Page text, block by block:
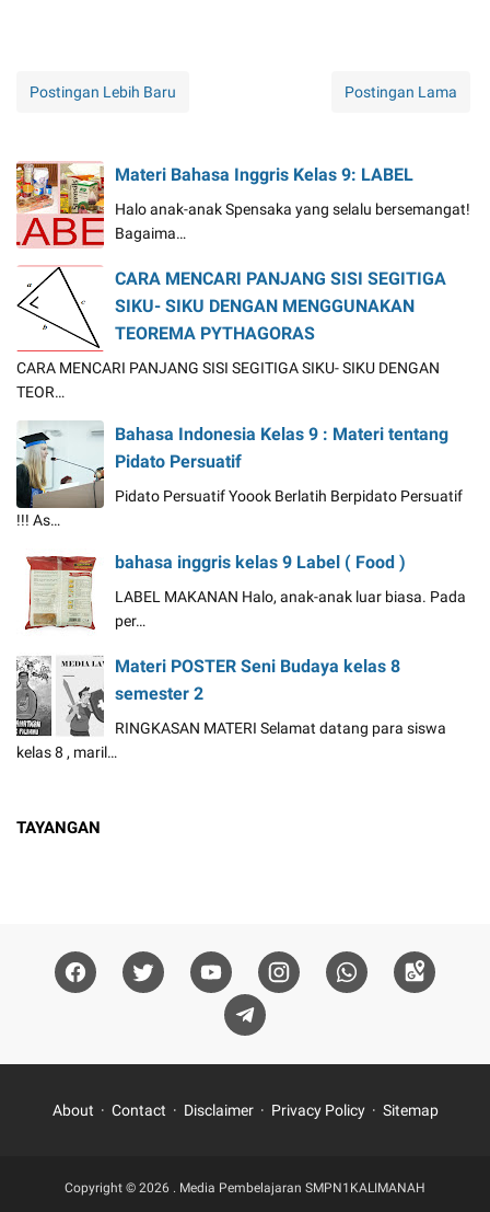
Postingan Lebih Baru Postingan Lama
Materi Bahasa Inggris Kelas 9: LABEL
Halo anak-anak Spensaka yang selalu bersemangat!
Bagaima…
CARA MENCARI PANJANG SISI SEGITIGA
SIKU- SIKU DENGAN MENGGUNAKAN
TEOREMA PYTHAGORAS
CARA MENCARI PANJANG SISI SEGITIGA SIKU- SIKU DENGAN
TEOR…
Bahasa Indonesia Kelas 9 : Materi tentang
Pidato Persuatif
Pidato Persuatif Yoook Berlatih Berpidato Persuatif
!!! As…
bahasa inggris kelas 9 Label ( Food )
LABEL MAKANAN Halo, anak-anak luar biasa. Pada
per…
Materi POSTER Seni Budaya kelas 8
semester 2
RINGKASAN MATERI Selamat datang para siswa
kelas 8 , maril…
TAYANGAN
About Contact Disclaimer Privacy Policy Sitemap
Copyright © 2026 . Media Pembelajaran SMPN1KALIMANAH